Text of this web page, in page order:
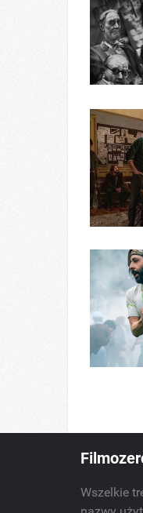
Wszelkie